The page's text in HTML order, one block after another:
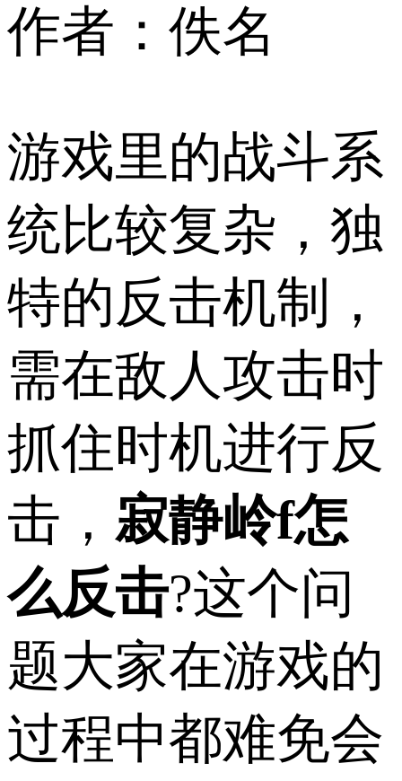
作者：佚名
游戏里的战斗系
统比较复杂，独
特的反击机制，
需在敌人攻击时
抓住时机进行反
击， 寂静岭f怎
么反击?这个问
题大家在游戏的
过程中都难免会